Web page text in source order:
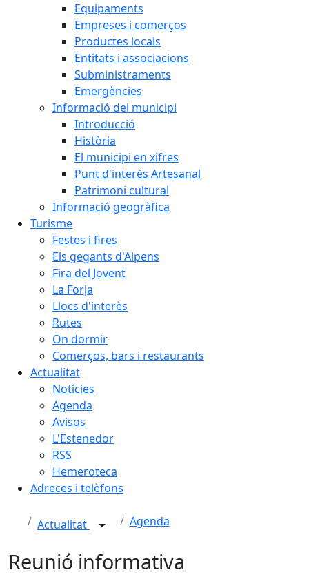
Equipaments
Empreses i comerços
Productes locals
Entitats i associacions
Subministraments
Emergències
Informació del municipi
Introducció
Història
El municipi en xifres
Punt d'interès Artesanal
Patrimoni cultural
Informació geogràfica
Turisme
Festes i fires
Els gegants d'Alpens
Fira del Jovent
La Forja
Llocs d'interès
Rutes
On dormir
Comerços, bars i restaurants
Actualitat
Notícies
Agenda
Avisos
L'Estenedor
RSS
Hemeroteca
Adreces i telèfons
Actualitat Agenda
Reunió informativa